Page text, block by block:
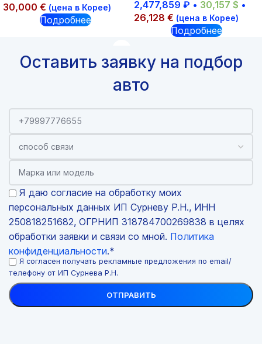
30,000 € (цена в Корее)
Подробнее
2,477,859 ₽ • 30,157 $ •
26,128 € (цена в Корее)
Подробнее
Оставить заявку на подбор
авто
Я даю согласие на обработку моих
персональных данных ИП Сурневу Р.Н., ИНН
250818251682, ОГРНИП 318784700269838 в целях
обработки заявки и связи со мной. Политика
конфиденциальности.*
Я согласен получать рекламные предложения по email/
телефону от ИП Сурнева Р.Н.